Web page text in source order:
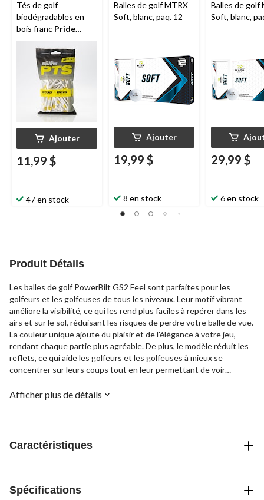
Tés de golf
biodégradables en
bois franc Pride
po, paq. 100, blanc
Ajouter
11,99 $
47 en stock
Balles de golf MTRX
Soft, blanc, paq. 12
Ajouter
19,99 $
8 en stock
Balles de golf
Soft, blanc,
29,99 $
6 en stock
Produit Détails
Les balles de golf PowerBilt GS2 Feel sont parfaites pour les
golfeurs et les golfeuses de tous les niveaux. Leur motif vibrant
améliore la visibilité, ce qui les rend plus faciles à repérer dans les
airs et sur le sol, réduisant les risques de perdre votre balle de vue.
La couleur unique ajoute du plaisir et de l'élégance à votre jeu,
rendant chaque partie plus agréable. De plus, le modèle réduit les
reflets, ce qui aide les golfeurs et les golfeuses à mieux se
concentrer sur leurs coups tout en leur permettant de voir
Afficher plus de détails
Caractéristiques
Spécifications